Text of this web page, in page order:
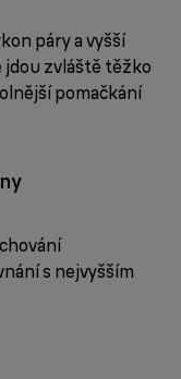
páry a vyšší
zvláště těžko
pomačkání
s nejvyšším